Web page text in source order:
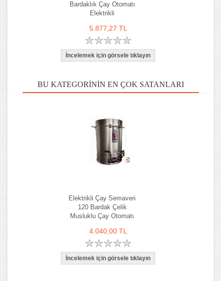
Bardaklık Çay Otomatı
Elektrikli
5.877,27 TL
BU KATEGORININ EN ÇOK SATANLARI
Elektrikli Çay Semaveri
120 Bardak Çelik
Musluklu Çay Otomatı
4.040,00 TL